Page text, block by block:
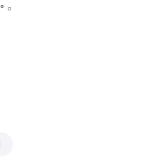
로만
신감!